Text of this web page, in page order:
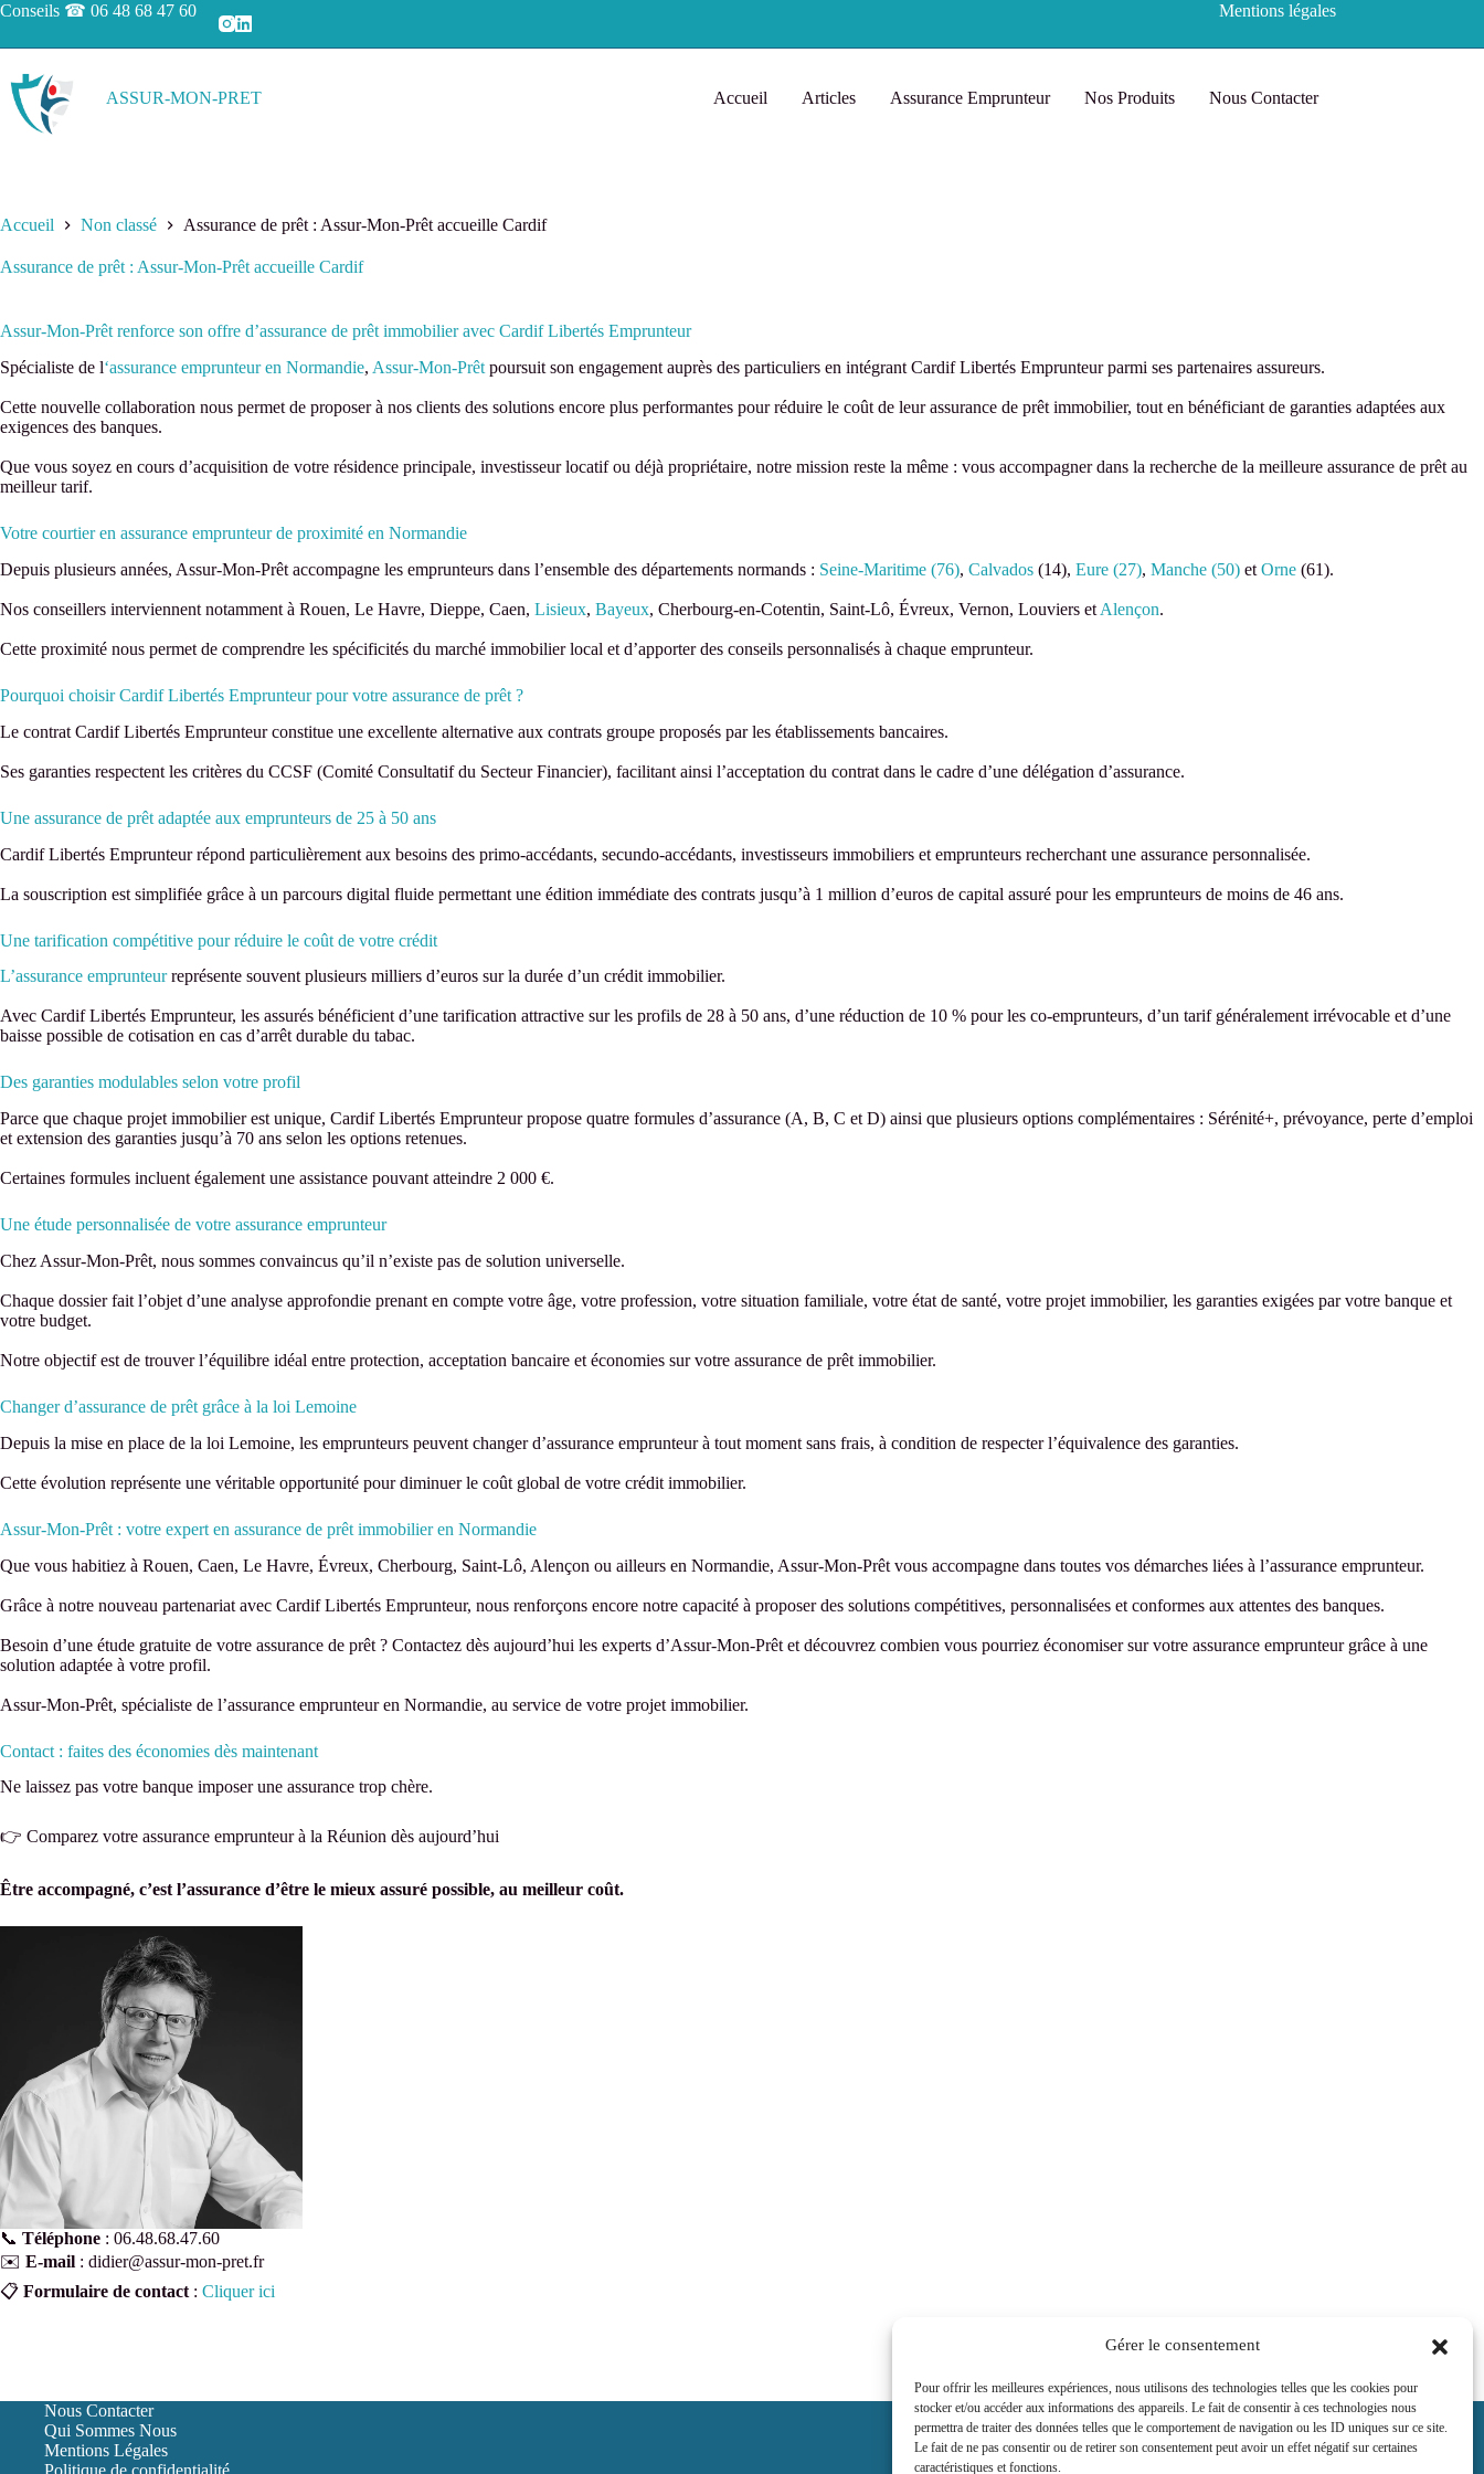
Gérer le consentement
Pour offrir les meilleures expériences, nous utilisons des technologies telles que les cookies pour
stocker et/ou accéder aux informations des appareils. Le fait de consentir à ces technologies nous
permettra de traiter des données telles que le comportement de navigation ou les ID uniques sur ce site.
Le fait de ne pas consentir ou de retirer son consentement peut avoir un effet négatif sur certaines
caractéristiques et fonctions.
Passer
contenu
Conseils ☎ 06 48 68 47 60 Mentions légales
ASSUR-MON-PRET Accueil Articles Assurance Emprunteur Nos Produits Nous Contacter
Accueil Non classé Assurance de prêt : Assur-Mon-Prêt accueille Cardif
Assurance de prêt : Assur-Mon-Prêt accueille Cardif
Assur-Mon-Prêt renforce son offre d’assurance de prêt immobilier avec Cardif Libertés Emprunteur
Spécialiste de l‘assurance emprunteur en Normandie, Assur-Mon-Prêt poursuit son engagement auprès des particuliers en intégrant Cardif Libertés Emprunteur parmi ses partenaires assureurs.
Cette nouvelle collaboration nous permet de proposer à nos clients des solutions encore plus performantes pour réduire le coût de leur assurance de prêt immobilier, tout en bénéficiant de garanties adaptées aux
exigences des banques.
Que vous soyez en cours d’acquisition de votre résidence principale, investisseur locatif ou déjà propriétaire, notre mission reste la même : vous accompagner dans la recherche de la meilleure assurance de prêt au
meilleur tarif.
Votre courtier en assurance emprunteur de proximité en Normandie
Depuis plusieurs années, Assur-Mon-Prêt accompagne les emprunteurs dans l’ensemble des départements normands : Seine-Maritime (76), Calvados (14), Eure (27), Manche (50) et Orne (61).
Nos conseillers interviennent notamment à Rouen, Le Havre, Dieppe, Caen, Lisieux, Bayeux, Cherbourg-en-Cotentin, Saint-Lô, Évreux, Vernon, Louviers et Alençon.
Cette proximité nous permet de comprendre les spécificités du marché immobilier local et d’apporter des conseils personnalisés à chaque emprunteur.
Pourquoi choisir Cardif Libertés Emprunteur pour votre assurance de prêt ?
Le contrat Cardif Libertés Emprunteur constitue une excellente alternative aux contrats groupe proposés par les établissements bancaires.
Ses garanties respectent les critères du CCSF (Comité Consultatif du Secteur Financier), facilitant ainsi l’acceptation du contrat dans le cadre d’une délégation d’assurance.
Une assurance de prêt adaptée aux emprunteurs de 25 à 50 ans
Cardif Libertés Emprunteur répond particulièrement aux besoins des primo-accédants, secundo-accédants, investisseurs immobiliers et emprunteurs recherchant une assurance personnalisée.
La souscription est simplifiée grâce à un parcours digital fluide permettant une édition immédiate des contrats jusqu’à 1 million d’euros de capital assuré pour les emprunteurs de moins de 46 ans.
Une tarification compétitive pour réduire le coût de votre crédit
L’assurance emprunteurreprésente souvent plusieurs milliers d’euros sur la durée d’un crédit immobilier.
Avec Cardif Libertés Emprunteur, les assurés bénéficient d’une tarification attractive sur les profils de 28 à 50 ans, d’une réduction de 10 % pour les co-emprunteurs, d’un tarif généralement irrévocable et d’une
baisse possible de cotisation en cas d’arrêt durable du tabac.
Des garanties modulables selon votre profil
Parce que chaque projet immobilier est unique, Cardif Libertés Emprunteur propose quatre formules d’assurance (A, B, C et D) ainsi que plusieurs options complémentaires : Sérénité+, prévoyance, perte d’emploi
et extension des garanties jusqu’à 70 ans selon les options retenues.
Certaines formules incluent également une assistance pouvant atteindre 2 000 €.
Une étude personnalisée de votre assurance emprunteur
Chez Assur-Mon-Prêt, nous sommes convaincus qu’il n’existe pas de solution universelle.
Chaque dossier fait l’objet d’une analyse approfondie prenant en compte votre âge, votre profession, votre situation familiale, votre état de santé, votre projet immobilier, les garanties exigées par votre banque et
votre budget.
Notre objectif est de trouver l’équilibre idéal entre protection, acceptation bancaire et économies sur votre assurance de prêt immobilier.
Changer d’assurance de prêt grâce à la loi Lemoine
Depuis la mise en place de la loi Lemoine, les emprunteurs peuvent changer d’assurance emprunteur à tout moment sans frais, à condition de respecter l’équivalence des garanties.
Cette évolution représente une véritable opportunité pour diminuer le coût global de votre crédit immobilier.
Assur-Mon-Prêt : votre expert en assurance de prêt immobilier en Normandie
Que vous habitiez à Rouen, Caen, Le Havre, Évreux, Cherbourg, Saint-Lô, Alençon ou ailleurs en Normandie, Assur-Mon-Prêt vous accompagne dans toutes vos démarches liées à l’assurance emprunteur.
Grâce à notre nouveau partenariat avec Cardif Libertés Emprunteur, nous renforçons encore notre capacité à proposer des solutions compétitives, personnalisées et conformes aux attentes des banques.
Besoin d’une étude gratuite de votre assurance de prêt ? Contactez dès aujourd’hui les experts d’Assur-Mon-Prêt et découvrez combien vous pourriez économiser sur votre assurance emprunteur grâce à une
solution adaptée à votre profil.
Assur-Mon-Prêt, spécialiste de l’assurance emprunteur en Normandie, au service de votre projet immobilier.
Contact : faites des économies dès maintenant
Ne laissez pas votre banque imposer une assurance trop chère.
👉 Comparez votre assurance emprunteur à la Réunion dès aujourd’hui
Être accompagné, c’est l’assurance d’être le mieux assuré possible, au meilleur coût.
📞 Téléphone : 06.48.68.47.60
✉️ E-mail : didier@assur-mon-pret.fr
📋 Formulaire de contact : Cliquer ici
Nous Contacter
Qui Sommes Nous
Mentions Légales